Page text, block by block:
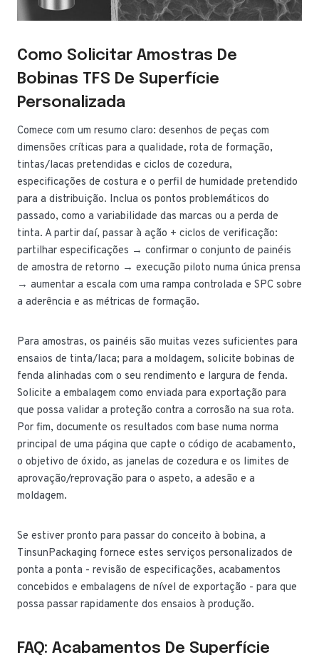
Como Solicitar Amostras De
Bobinas TFS De Superfície
Personalizada
Comece com um resumo claro: desenhos de peças com
dimensões críticas para a qualidade, rota de formação,
tintas/lacas pretendidas e ciclos de cozedura,
especificações de costura e o perfil de humidade pretendido
para a distribuição. Inclua os pontos problemáticos do
passado, como a variabilidade das marcas ou a perda de
tinta. A partir daí, passar à ação + ciclos de verificação:
partilhar especificações → confirmar o conjunto de painéis
de amostra de retorno → execução piloto numa única prensa
→ aumentar a escala com uma rampa controlada e SPC sobre
a aderência e as métricas de formação.
Para amostras, os painéis são muitas vezes suficientes para
ensaios de tinta/laca; para a moldagem, solicite bobinas de
fenda alinhadas com o seu rendimento e largura de fenda.
Solicite a embalagem como enviada para exportação para
que possa validar a proteção contra a corrosão na sua rota.
Por fim, documente os resultados com base numa norma
principal de uma página que capte o código de acabamento,
o objetivo de óxido, as janelas de cozedura e os limites de
aprovação/reprovação para o aspeto, a adesão e a
moldagem.
Se estiver pronto para passar do conceito à bobina, a
TinsunPackaging fornece estes serviços personalizados de
ponta a ponta - revisão de especificações, acabamentos
concebidos e embalagens de nível de exportação - para que
possa passar rapidamente dos ensaios à produção.
FAQ: Acabamentos De Superfície